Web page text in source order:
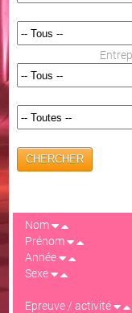
CHERCHER
Nom
Prénom
Année
Sexe
Epreuve / activité